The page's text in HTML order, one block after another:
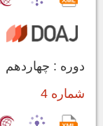
دوره : چهاردهم
شماره 4